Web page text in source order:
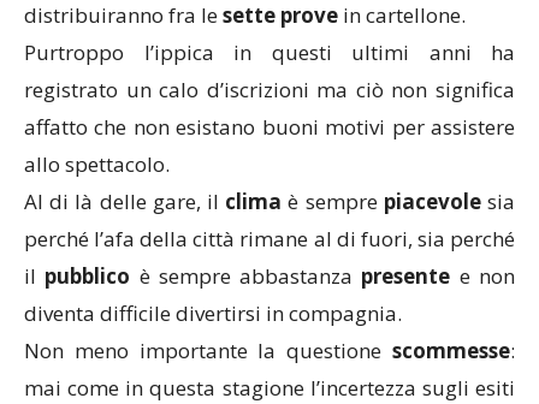
distribuiranno fra lesette prove in cartellone.
Purtroppo l’ippica in questi ultimi anni ha
registrato un calo d’iscrizioni ma ciò non significa
affatto che non esistano buoni motivi per assistere
allo spettacolo.
Al di là delle gare, il clima è sempre piacevolesia
perché l’afa della città rimane al di fuori, sia perché
il pubblico è sempre abbastanza presente e non
diventa difficile divertirsi in compagnia.
Non meno importante la questione scommesse:
mai come in questa stagione l’incertezza sugli esiti